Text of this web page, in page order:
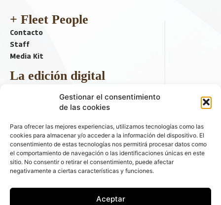
Gestionar el consentimiento
de las cookies
Para ofrecer las mejores experiencias, utilizamos tecnologías como las
cookies para almacenar y/o acceder a la información del dispositivo. El
consentimiento de estas tecnologías nos permitirá procesar datos como
el comportamiento de navegación o las identificaciones únicas en este
sitio. No consentir o retirar el consentimiento, puede afectar
negativamente a ciertas características y funciones.
Aceptar
+ Fleet People
Contacto
Staff
Media Kit
La edición digital
Descargar último ejemplar
ir a hemeroteca
+ Contenido en redes sociales